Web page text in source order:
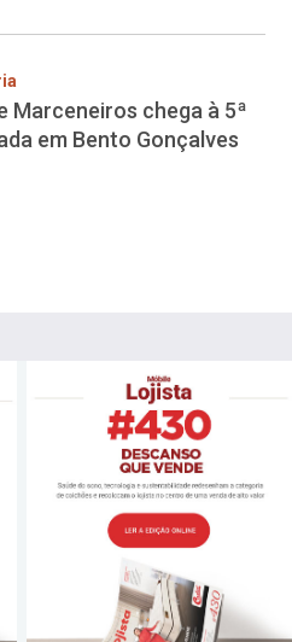
Marceneiros chega à 5ª
em Bento Gonçalves